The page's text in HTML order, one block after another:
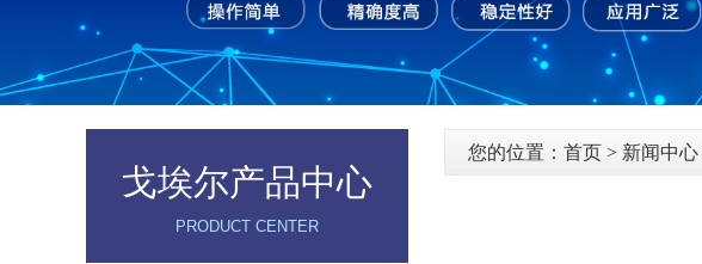
戈埃尔产品中心
PRODUCT CENTER
您的位置： 首页 > 新闻中心